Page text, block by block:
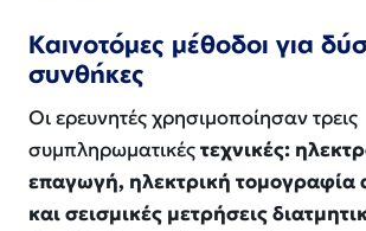
Καινοτόμες μέθοδοι για
συνθήκες
Οι ερευνητές χρησιμοποίησαν τρεις
συμπληρωματικέςτεχνικές:
επαγωγή, ηλεκτρική τομογραφία
και σεισμικές μετρήσεις